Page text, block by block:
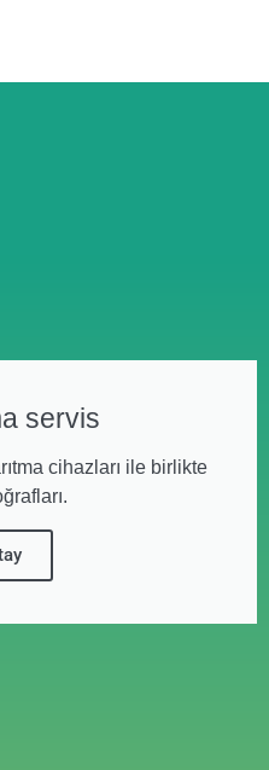
servis
cihazları ile birlikte